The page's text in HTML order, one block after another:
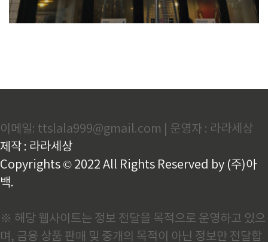
이메일: ttslala999@gmail.com | 운영자 : 라라세상
제작 : 라라세상
Copyrights © 2022 All Rights Reserved by (주)아
백.
※ 해당 웹사이트는 정보 전달을 목적으로 운영하고 있으
며, 금융 상품 판매 및 중개의 목적이 아닌 정보만 전달합